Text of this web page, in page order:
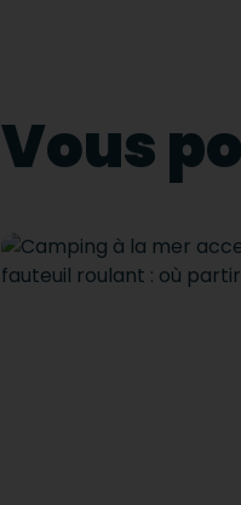
Vous